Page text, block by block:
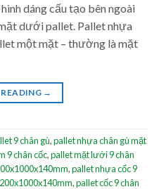
dáng cấu tạo bên ngoài
dưới pallet. Pallet nhựa
một mặt – thường là mặt
→
9 chân gù,pallet nhựa chân gù mặt
9 chân cốc,pallet mặt lưới 9 chân
,pallet nhựa cốc 9
,pallet cốc 9 chân